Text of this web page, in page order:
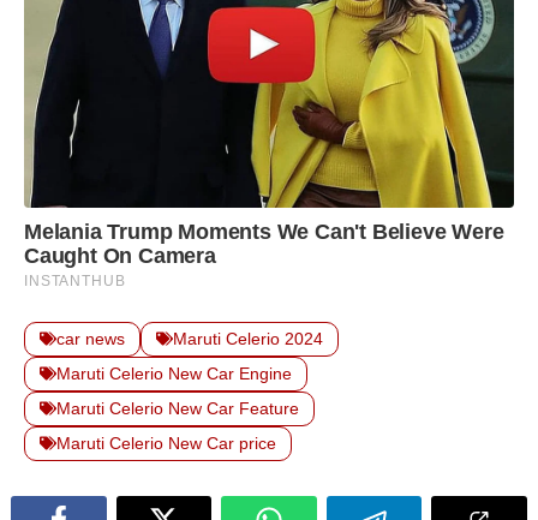
car news
Maruti Celerio 2024
Maruti Celerio New Car Engine
Maruti Celerio New Car Feature
Maruti Celerio New Car price